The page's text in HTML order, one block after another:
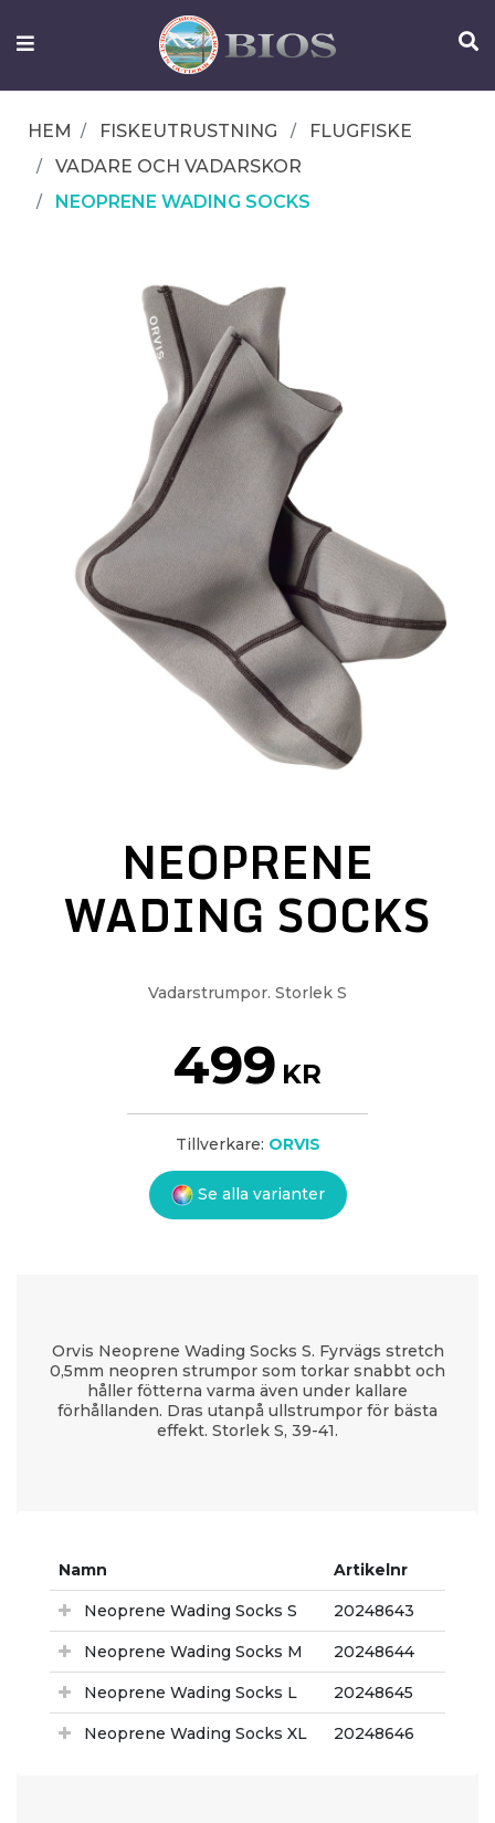
FISKEUTRUSTNING
OM
IFISH
HEM FISKEUTRUSTNING
FLUGFISKE
VADARE OCH VADARSKOR
NEOPRENE WADING SOCKS
NEOPRENE
WADING SOCKS
Vadarstrumpor. Storlek S
499 KR
Tillverkare: ORVIS
Se alla varianter
Orvis Neoprene Wading Socks S. Fyrvägs stretch
0,5mm neopren strumpor som torkar snabbt och
håller fötterna varma även under kallare
förhållanden. Dras utanpå ullstrumpor för bästa
effekt. Storlek S, 39-41.
Namn Artikelnr
Neoprene Wading Socks S 20248643
Neoprene Wading Socks M 20248644
Neoprene Wading Socks L 20248645
Neoprene Wading Socks XL 20248646